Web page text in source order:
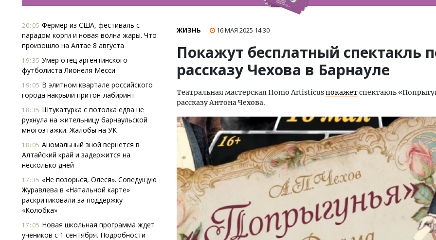
20:05 Фермер из США, фестиваль с
парадом корги и новая волна жары. Что
произошло на Алтае 8 августа
19:35 Умер отец аргентинского
футболиста Лионеля Месси
19:05 В элитном квартале российского
города накрыли притон-лабиринт
18:35 Штукатурка с потолка едва не
рухнула на жительницу барнаульской
многоэтажки. Жалобы на УК
18:05 Аномальный зной вернется в
Алтайский край и задержится на
несколько дней
17:35 «Не позорься, Олеся». Соведущую
Журавлева в «Натальной карте»
раскритиковали за поддержку
«Колобка»
17:05 Новая школьная программа ждет
учеников с 1 сентября. Подробности
ЖИЗНЬ 16 МАЯ 2025 14:30
Покажут бесплатный спектакль
рассказу Чехова в Барнауле
Театральная мастерская Homo Artisticusпокажетспектакль
рассказу Антона Чехова.